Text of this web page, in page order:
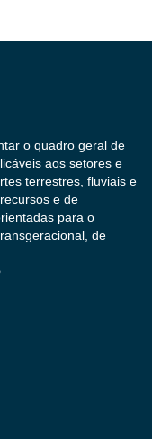
o quadro geral de
aos setores e
terrestres, fluviais e
e de
para o
de